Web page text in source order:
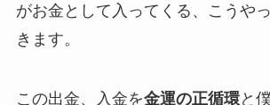
がお金として入ってくる、こうや
きます。
この出金、入金を金運の正循環と